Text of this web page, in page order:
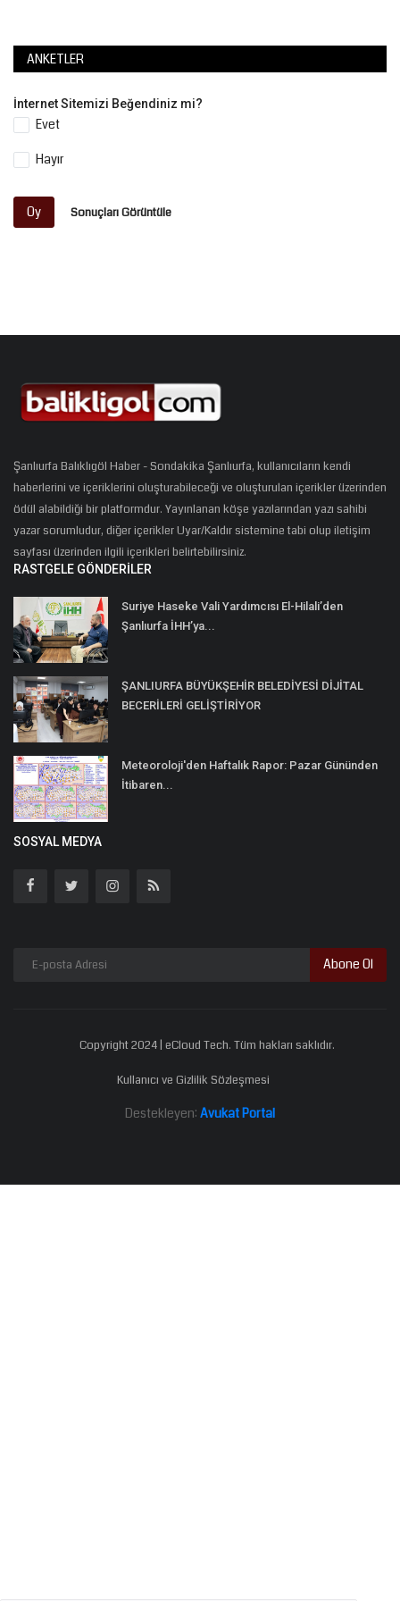
ANKETLER
İnternet Sitemizi Beğendiniz mi?
Evet
Hayır
Oy Sonuçları Görüntüle
Şanlıurfa Balıklıgöl Haber - Sondakika Şanlıurfa, kullanıcıların kendi
haberlerini ve içeriklerini oluşturabileceği ve oluşturulan içerikler üzerinden
ödül alabildiği bir platformdur. Yayınlanan köşe yazılarından yazı sahibi
yazar sorumludur, diğer içerikler Uyar/Kaldır sistemine tabi olup iletişim
sayfası üzerinden ilgili içerikleri belirtebilirsiniz.
RASTGELE GÖNDERILER
Suriye Haseke Vali Yardımcısı El-Hilali’den
Şanlıurfa İHH’ya...
ŞANLIURFA BÜYÜKŞEHİR BELEDİYESİ DİJİTAL
BECERİLERİ GELİŞTİRİYOR
Meteoroloji'den Haftalık Rapor: Pazar Gününden
İtibaren...
SOSYAL MEDYA
Abone Ol
Copyright 2024 | eCloud Tech. Tüm hakları saklıdır.
Kullanıcı ve Gizlilik Sözleşmesi
Destekleyen: Avukat Portal